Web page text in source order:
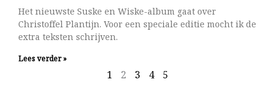
Het nieuwste Suske en Wiske-album gaat over
Christoffel Plantijn. Voor een speciale editie mocht ik de
extra teksten schrijven.
Lees verder »
1 2 3 4 5